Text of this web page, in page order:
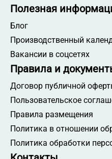
Полезная
Блог
Производственный
Вакансии в соцсетях
Правила и
Договор публичной
Пользовательское
Правила размещения
Политика в отношении
Политика обработки